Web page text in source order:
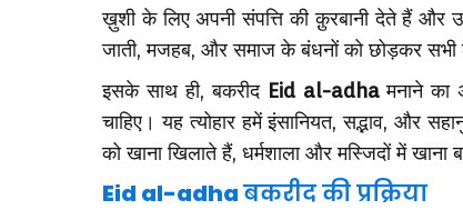
ख़ुशी के लिए अपनी संपत्ति की क़ुरबानी देते हैं और
जाती, मजहब, और समाज के बंधनों को छोड़कर सभी
इसके साथ ही, बकरीद Eid al-adhaमनाने का
चाहिए। यह त्योहार हमें इंसानियत, सद्भाव, और
को खाना खिलाते हैं, धर्मशाला और मस्जिदों में
Eid al-adhaबकरीद की प्रक्रिया